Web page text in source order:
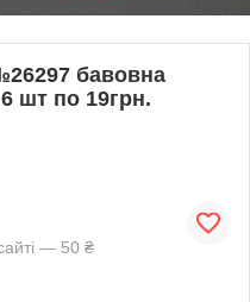
бавовна
шт по 19грн.
— 50 ₴